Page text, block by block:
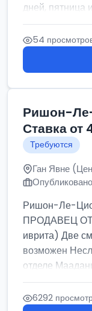
дней, пятница
54
Ришон-
Ставка от
Требуются
Ган Явне
Ришон-Ле-
ПРОДАВЕЦ
иврита) Две
возможен
отделе
Се...
6292